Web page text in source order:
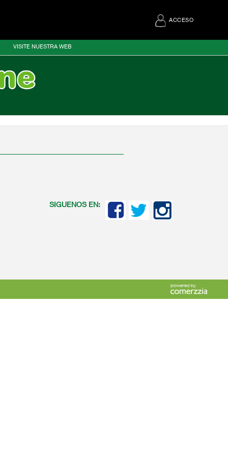
ACCESO
VISITE NUESTRA WEB
SIGUENOS EN: